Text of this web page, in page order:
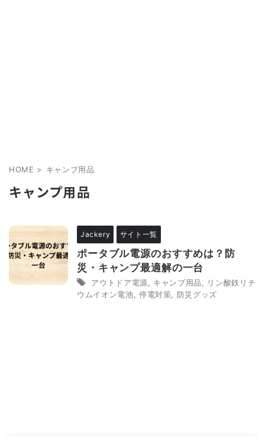
HOME > キャンプ用品
キャンプ用品
Jackery サイト一覧
ポータブル電源のおすすめは？防
災・キャンプ最適解の一台
アウトドア電源 キャンプ用品
リン酸鉄リチ
ウムイオン電池
停電対策 防災グッズ